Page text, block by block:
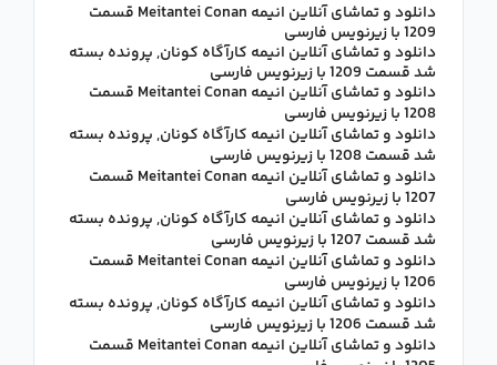
دانلود و تماشای آنلاین انیمه Meitantei Conan قسمت
1209 با زیرنویس فارسی
دانلود و تماشای آنلاین انیمه کارآگاه کونان, پرونده بسته
شد قسمت 1209 با زیرنویس فارسی
دانلود و تماشای آنلاین انیمه Meitantei Conan قسمت
1208 با زیرنویس فارسی
دانلود و تماشای آنلاین انیمه کارآگاه کونان, پرونده بسته
شد قسمت 1208 با زیرنویس فارسی
دانلود و تماشای آنلاین انیمه Meitantei Conan قسمت
1207 با زیرنویس فارسی
دانلود و تماشای آنلاین انیمه کارآگاه کونان, پرونده بسته
شد قسمت 1207 با زیرنویس فارسی
دانلود و تماشای آنلاین انیمه Meitantei Conan قسمت
1206 با زیرنویس فارسی
دانلود و تماشای آنلاین انیمه کارآگاه کونان, پرونده بسته
شد قسمت 1206 با زیرنویس فارسی
دانلود و تماشای آنلاین انیمه Meitantei Conan قسمت